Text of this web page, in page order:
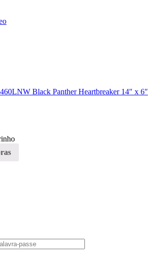
Black Panther Heartbreaker 14″ x 6″